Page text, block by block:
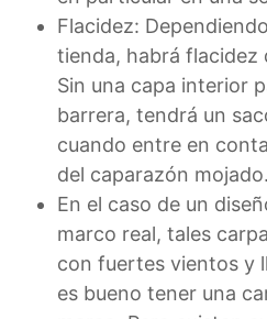
Flacidez:
tienda, habrá flacidez
Sin una capa interior
barrera, tendrá un
cuando entre en
del caparazón mojado.
En el caso de un
marco real, tales
con fuertes vientos y
es bueno tener una